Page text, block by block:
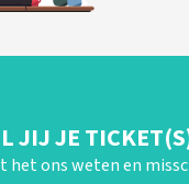
JIJ JE
het ons weten en